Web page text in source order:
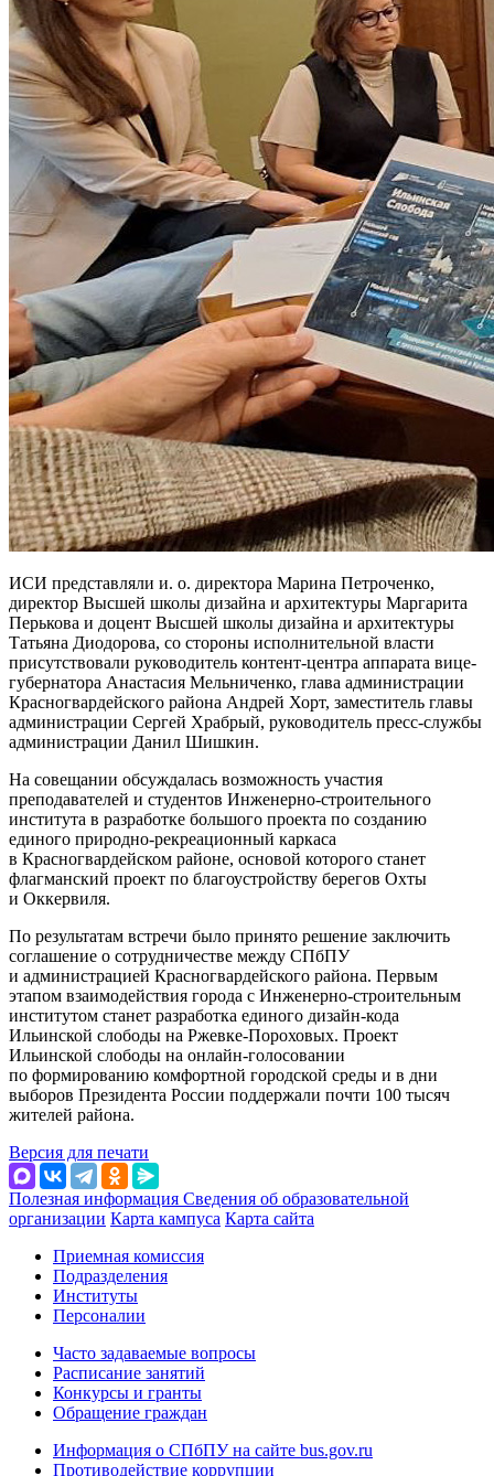
ИСИ представляли и. о. директора Марина Петроченко,
директор Высшей школы дизайна и архитектуры Маргарита
Перькова и доцент Высшей школы дизайна и архитектуры
Татьяна Диодорова, со стороны исполнительной власти
присутствовали руководитель контент-центра аппарата вице-
губернатора Анастасия Мельниченко, глава администрации
Красногвардейского района Андрей Хорт, заместитель главы
администрации Сергей Храбрый, руководитель пресс-службы
администрации Данил Шишкин.
На совещании обсуждалась возможность участия
преподавателей и студентов Инженерно-строительного
института в разработке большого проекта по созданию
единого природно-рекреационный каркаса
в Красногвардейском районе, основой которого станет
флагманский проект по благоустройству берегов Охты
и Оккервиля.
По результатам встречи было принято решение заключить
соглашение о сотрудничестве между СПбПУ
и администрацией Красногвардейского района. Первым
этапом взаимодействия города с Инженерно-строительным
институтом станет разработка единого дизайн-кода
Ильинской слободы на Ржевке-Пороховых. Проект
Ильинской слободы на онлайн-голосовании
по формированию комфортной городской среды и в дни
выборов Президента России поддержали почти 100 тысяч
жителей района.
Версия для печати
Полезная информация Сведения об образовательной
организации Карта кампуса Карта сайта
Приемная комиссия
Подразделения
Институты
Персоналии
Часто задаваемые вопросы
Расписание занятий
Конкурсы и гранты
Обращение граждан
Информация о СПбПУ на сайте bus.gov.ru
Противодействие коррупции